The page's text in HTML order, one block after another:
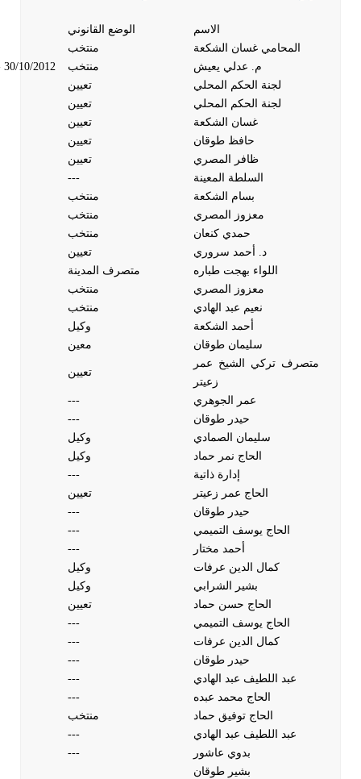
الوضع القانوني
الاسم
منتخب
المحامي غسان الشكعة
30/10/2012
منتخب
م. عدلي يعيش
تعيين
لجنة الحكم المحلي
تعيين
لجنة الحكم المحلي
تعيين
غسان الشكعة
تعيين
حافظ طوقان
تعيين
ظافر المصري
---
السلطة المعينة
منتخب
بسام الشكعة
منتخب
معزوز المصري
منتخب
حمدي كنعان
تعيين
د. أحمد سروري
متصرف المدينة
اللواء بهجت طباره
منتخب
معزوز المصري
منتخب
نعيم عبد الهادي
وكيل
أحمد الشكعة
معين
سليمان طوقان
تعيين
متصرف تركي الشيخ عمر
زعيتر
---
عمر الجوهري
---
حيدر طوقان
وكيل
سليمان الصمادي
وكيل
الحاج نمر حماد
---
إدارة ذاتية
تعيين
الحاج عمر زعيتر
---
حيدر طوقان
---
الحاج يوسف التميمي
---
أحمد مختار
وكيل
كمال الدين عرفات
وكيل
بشير الشرابي
تعيين
الحاج حسن حماد
---
الحاج يوسف التميمي
---
كمال الدين عرفات
---
حيدر طوقان
---
عبد اللطيف عبد الهادي
---
الحاج محمد عبده
منتخب
الحاج توفيق حماد
---
عبد اللطيف عبد الهادي
---
بدوي عاشور
بشير طوقان